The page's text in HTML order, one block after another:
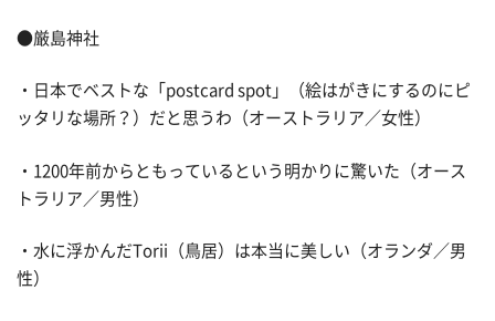
●厳島神社
・日本でベストな「postcard spot」（絵はがきにするのにピ
ッタリな場所？）だと思うわ（オーストラリア／女性）
・1200年前からともっているという明かりに驚いた（オース
トラリア／男性）
・水に浮かんだTorii（鳥居）は本当に美しい（オランダ／男
性）